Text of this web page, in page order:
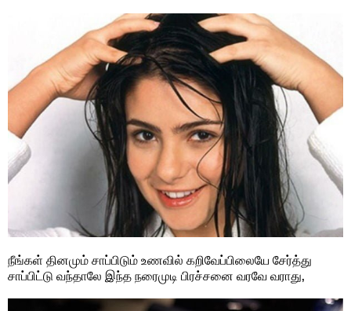
நீங்கள் தினமும் சாப்பிடும் உணவில் கறிவேப்பிலையே சேர்த்து
சாப்பிட்டு வந்தாலே இந்த நரைமுடி பிரச்சனை வரவே வராது,